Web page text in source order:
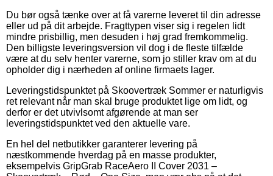
Du bør også tænke over at få varerne leveret til din adresse
eller ud på dit arbejde. Fragttypen viser sig i regelen lidt
mindre prisbillig, men desuden i høj grad fremkommelig.
Den billigste leveringsversion vil dog i de fleste tilfælde
være at du selv henter varerne, som jo stiller krav om at du
opholder dig i nærheden af online firmaets lager.
Leveringstidspunktet på Skoovertræk Sommer er naturligvis
ret relevant når man skal bruge produktet lige om lidt, og
derfor er det utvivlsomt afgørende at man ser
leveringstidspunktet ved den aktuelle vare.
En hel del netbutikker garanterer levering på
næstkommende hverdag på en masse produkter,
eksempelvis GripGrab RaceAero II Cover 2031 –